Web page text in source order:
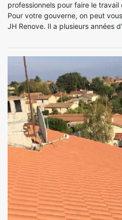
professionnels pour faire le
Pour votre gouverne, on peut
JH Renove. Il a plusieurs années